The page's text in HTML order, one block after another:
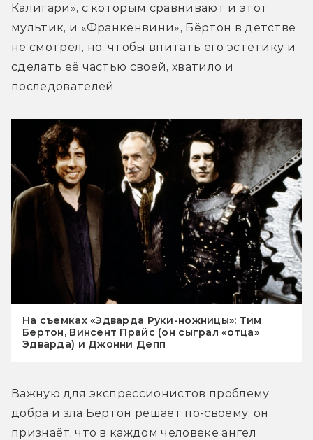
Калигари», с которым сравнивают и этот
мультик, и «Франкенвини», Бёртон в детстве
не смотрел, но, чтобы впитать его эстетику и
сделать её частью своей, хватило и
последователей.
На съемках «Эдварда Руки-ножницы»: Тим
Бертон, Винсент Прайс (он сыграл «отца»
Эдварда) и Джонни Депп
Важную для экспрессионистов проблему
добра и зла Бёртон решает по-своему: он
признаёт, что в каждом человеке ангел